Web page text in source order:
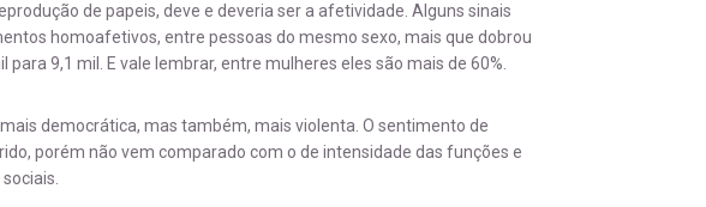
de papeis, deve e deveria ser a afetividade. Alguns sinais
homoafetivos, entre pessoas do mesmo sexo, mais que dobrou
para 9,1 mil. E vale lembrar, entre mulheres eles são mais de 60%.
democrática, mas também, mais violenta. O sentimento de
porém não vem comparado com o de intensidade das funções e